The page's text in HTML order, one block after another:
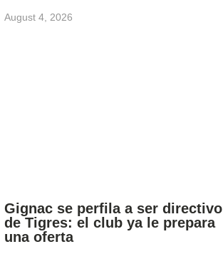
August 4, 2026
Gignac se perfila a ser directivo
de Tigres: el club ya le prepara
una oferta